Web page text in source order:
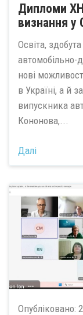
Дипломи
визнання
Освіта,
автомобільно-
нові
в Україні, а й
випускника
Кононова,...
Далі
Опубліковано: